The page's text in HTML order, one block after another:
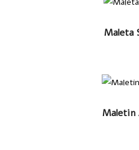
LEER
Maleta
LEER
Maletin